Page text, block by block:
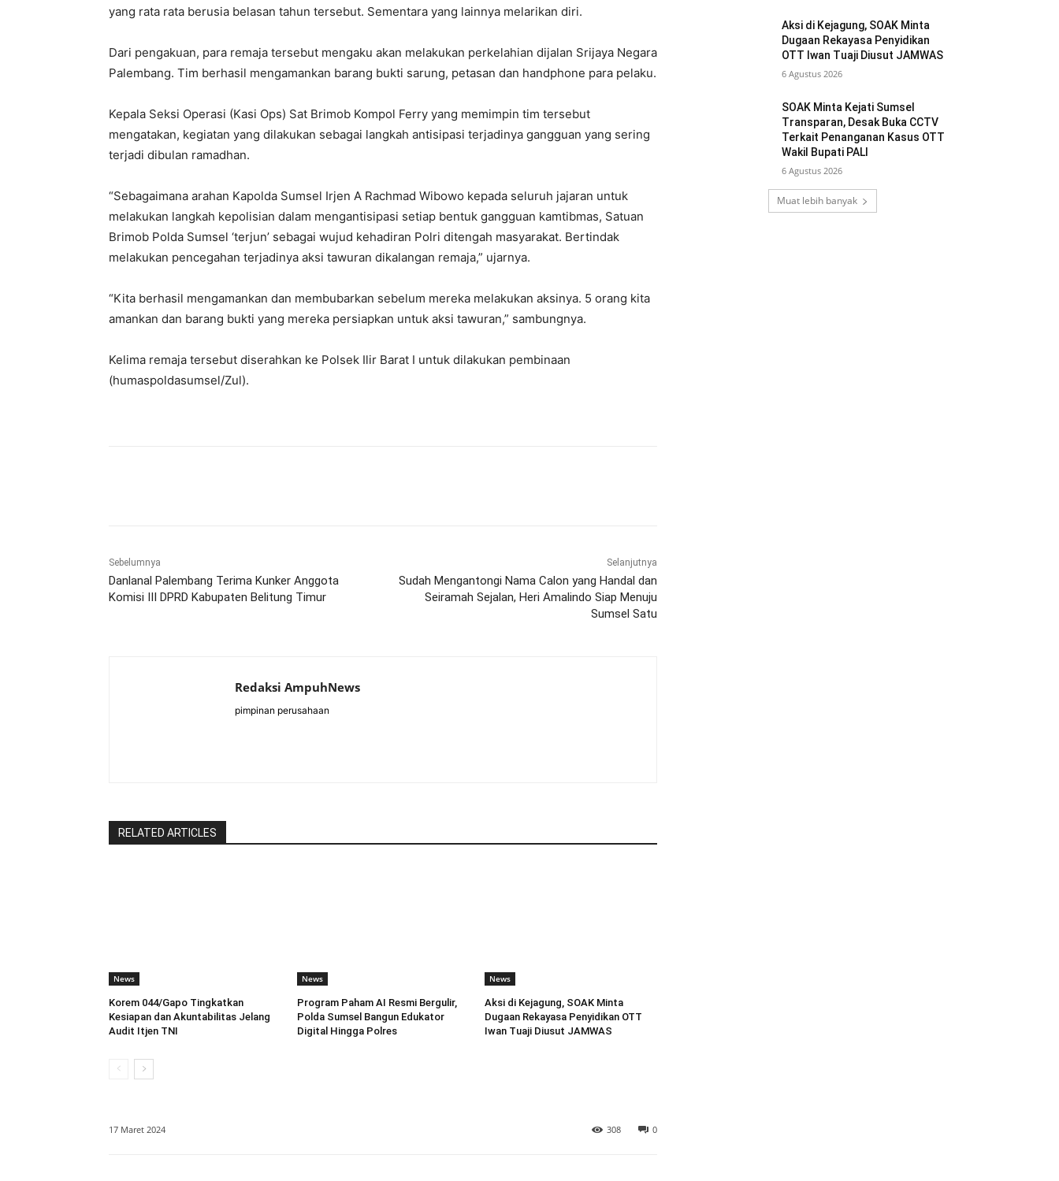
yang rata rata berusia belasan tahun tersebut. Sementara yang lainnya melarikan diri.
Dari pengakuan, para remaja tersebut mengaku akan melakukan perkelahian dijalan Srijaya Negara
Palembang. Tim berhasil mengamankan barang bukti sarung, petasan dan handphone para pelaku.
Kepala Seksi Operasi (Kasi Ops) Sat Brimob Kompol Ferry yang memimpin tim tersebut
mengatakan, kegiatan yang dilakukan sebagai langkah antisipasi terjadinya gangguan yang sering
terjadi dibulan ramadhan.
“Sebagaimana arahan Kapolda Sumsel Irjen A Rachmad Wibowo kepada seluruh jajaran untuk
melakukan langkah kepolisian dalam mengantisipasi setiap bentuk gangguan kamtibmas, Satuan
Brimob Polda Sumsel ‘terjun’ sebagai wujud kehadiran Polri ditengah masyarakat. Bertindak
melakukan pencegahan terjadinya aksi tawuran dikalangan remaja,” ujarnya.
“Kita berhasil mengamankan dan membubarkan sebelum mereka melakukan aksinya. 5 orang kita
amankan dan barang bukti yang mereka persiapkan untuk aksi tawuran,” sambungnya.
Kelima remaja tersebut diserahkan ke Polsek Ilir Barat I untuk dilakukan pembinaan
(humaspoldasumsel/Zul).
Sebelumnya
Danlanal Palembang Terima Kunker Anggota
Komisi III DPRD Kabupaten Belitung Timur
Selanjutnya
Sudah Mengantongi Nama Calon yang Handal dan
Seiramah Sejalan, Heri Amalindo Siap Menuju
Sumsel Satu
Redaksi AmpuhNews
pimpinan perusahaan
RELATED ARTICLES
News
Korem 044/Gapo Tingkatkan
Kesiapan dan Akuntabilitas Jelang
Audit Itjen TNI
News
Program Paham AI Resmi Bergulir,
Polda Sumsel Bangun Edukator
Digital Hingga Polres
News
Aksi di Kejagung, SOAK Minta
Dugaan Rekayasa Penyidikan OTT
Iwan Tuaji Diusut JAMWAS
Aksi di Kejagung, SOAK Minta
Dugaan Rekayasa Penyidikan
OTT Iwan Tuaji Diusut JAMWAS
6 Agustus 2026
SOAK Minta Kejati Sumsel
Transparan, Desak Buka CCTV
Terkait Penanganan Kasus OTT
Wakil Bupati PALI
6 Agustus 2026
Muat lebih banyak
17 Maret 2024 0
308